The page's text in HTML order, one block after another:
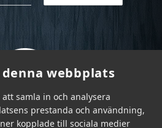
denna webbplats
samla in och analysera
prestanda och användning,
kopplade till sociala medier